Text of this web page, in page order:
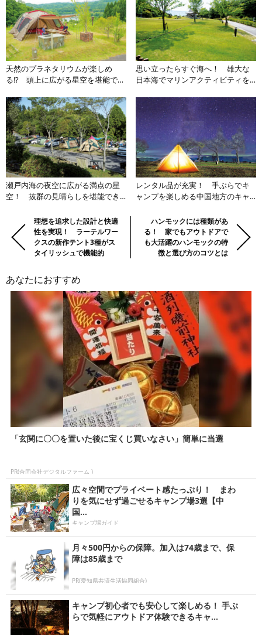
天然のプラネタリウムが楽しめ
る!? 頭上に広がる星空を堪能でき
ア】
思い立ったらすぐ海へ！ 雄大な
日本海でマリンアクティビティを
リア】
瀬戸内海の夜空に広がる満点の星
空！ 抜群の見晴らしを堪能でき
レンタル品が充実！ 手ぶらでキ
ャンプを楽しめる中国地方のキャ
の
次
の
Previous:理想を追求した設計と快適
性を実現！ ラーテルワー
クスの新作テント3種がス
タイリッシュで機能的
Next:ハンモックには種類があ
る！ 家でもアウトドアで
も大活躍のハンモックの特
徴と選び方のコツとは
あなたにおすすめ
「玄関に〇〇を置いた後に宝くじ買いなさい」簡単に当選
PR(合同会社デジタルファーム )
広々空間でプライベート感たっぷり！ まわ
りを気にせず過ごせるキャンプ場3選【中
国...
キャンプ場ガイド
月々500円からの保障。加入は74歳まで、保
障は85歳まで
PR(愛知県共済生活協同組合)
キャンプ初心者でも安心して楽しめる！ 手ぶ
らで気軽にアウトドア体験できるキャ...